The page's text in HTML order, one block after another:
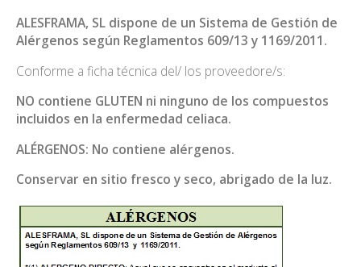
ALESFRAMA, SL dispone de un Sistema de Gestión de
Alérgenos según Reglamentos 609/13 y 1169/2011.
Conforme a ficha técnica del/ los proveedore/s:
NO contiene GLUTEN ni ninguno de los compuestos
incluidos en la enfermedad celiaca.
ALÉRGENOS: No contiene alérgenos.
Conservar en sitio fresco y seco, abrigado de la luz.